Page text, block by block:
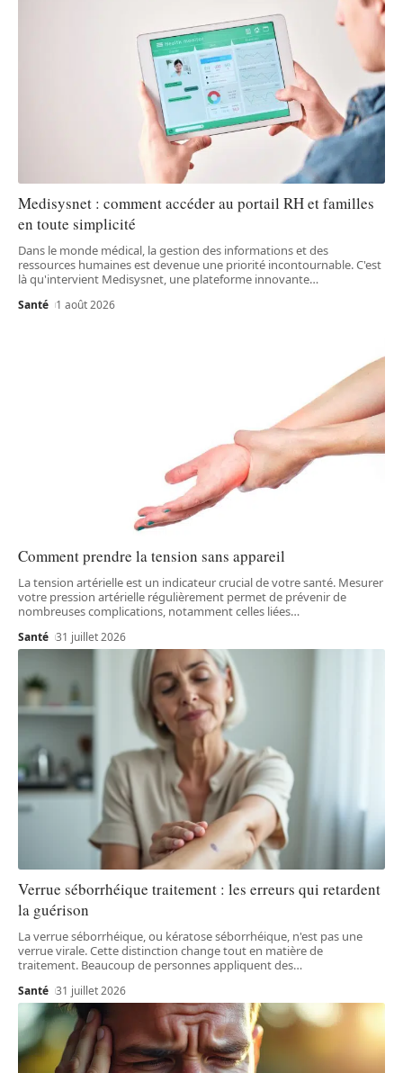
Medisysnet : comment accéder au portail RH et familles
en toute simplicité
Dans le monde médical, la gestion des informations et des
ressources humaines est devenue une priorité incontournable. C'est
là qu'intervient Medisysnet, une plateforme innovante…
Santé 1 août 2026
Comment prendre la tension sans appareil
La tension artérielle est un indicateur crucial de votre santé. Mesurer
votre pression artérielle régulièrement permet de prévenir de
nombreuses complications, notamment celles liées…
Santé 31 juillet 2026
Verrue séborrhéique traitement : les erreurs qui retardent
la guérison
La verrue séborrhéique, ou kératose séborrhéique, n'est pas une
verrue virale. Cette distinction change tout en matière de
traitement. Beaucoup de personnes appliquent des…
Santé 31 juillet 2026